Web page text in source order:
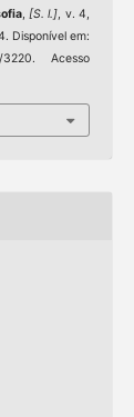
, [S. l.], v. 4,
Disponível em:
3220. Acesso